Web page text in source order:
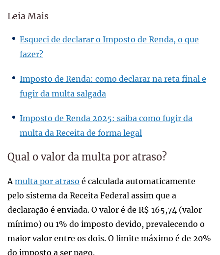
Leia Mais
Esqueci de declarar o Imposto de Renda, o que
fazer?
Imposto de Renda: como declarar na reta final e
fugir da multa salgada
Imposto de Renda 2025: saiba como fugir da
multa da Receita de forma legal
Qual o valor da multa por atraso?
Amulta por atraso é calculada automaticamente
pelo sistema da Receita Federal assim que a
declaração é enviada. O valor é de R$ 165,74 (valor
mínimo) ou 1% do imposto devido, prevalecendo o
maior valor entre os dois. O limite máximo é de 20%
do imposto a ser pago.